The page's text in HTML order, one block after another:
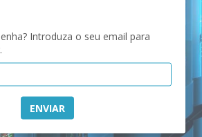
Introduza o seu email para
ENVIAR